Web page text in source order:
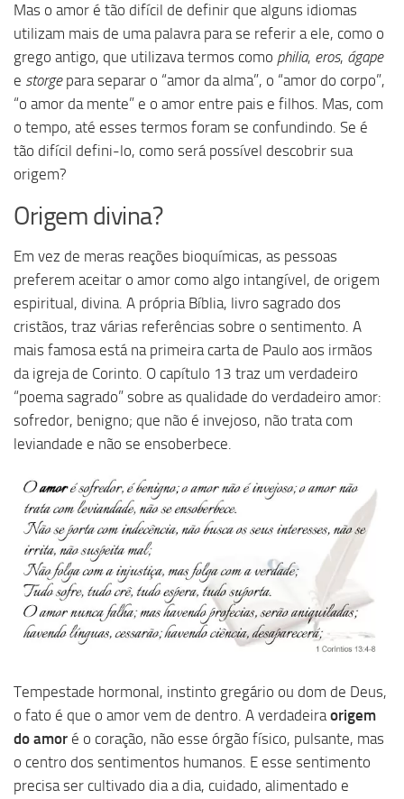
Mas o amor é tão difícil de definir que alguns idiomas
utilizam mais de uma palavra para se referir a ele, como o
grego antigo, que utilizava termos como philia, eros, ágape
e storgepara separar o “amor da alma”, o “amor do corpo”,
“o amor da mente” e o amor entre pais e filhos. Mas, com
o tempo, até esses termos foram se confundindo. Se é
tão difícil defini-lo, como será possível descobrir sua
origem?
Origem divina?
Em vez de meras reações bioquímicas, as pessoas
preferem aceitar o amor como algo intangível, de origem
espiritual, divina. A própria Bíblia, livro sagrado dos
cristãos, traz várias referências sobre o sentimento. A
mais famosa está na primeira carta de Paulo aos irmãos
da igreja de Corinto. O capítulo 13 traz um verdadeiro
“poema sagrado” sobre as qualidade do verdadeiro amor:
sofredor, benigno; que não é invejoso, não trata com
leviandade e não se ensoberbece.
Tempestade hormonal, instinto gregário ou dom de Deus,
o fato é que o amor vem de dentro. A verdadeiraorigem
do amor é o coração, não esse órgão físico, pulsante, mas
o centro dos sentimentos humanos. E esse sentimento
precisa ser cultivado dia a dia, cuidado, alimentado e